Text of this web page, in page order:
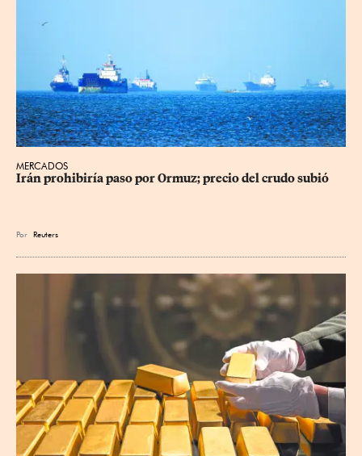
MERCADOS
Irán prohibiría paso por Ormuz; precio del crudo subió
Por Reuters